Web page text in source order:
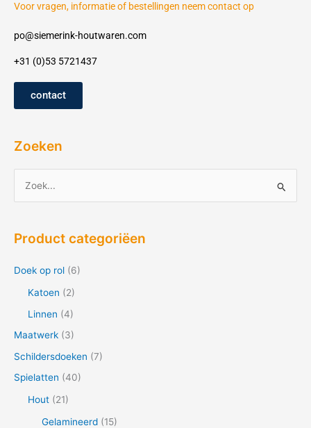
Voor vragen, informatie of bestellingen neem contact op
po@siemerink-houtwaren.com
+31 (0)53 5721437
contact
Zoeken
k
:
Product categoriëen
Doek op rol (6)
Katoen (2)
Linnen (4)
Maatwerk (3)
Schildersdoeken (7)
Spielatten (40)
Hout (21)
Gelamineerd (15)